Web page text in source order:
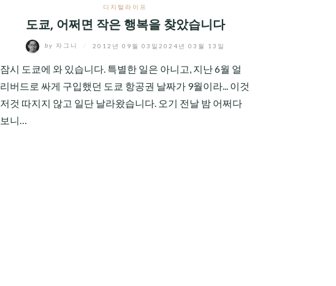
디지털라이프
도쿄, 어쩌면 작은 행복을 찾았습니다
by 자그니 2012년 09월 03일 2024년 03월 13일
잠시 도쿄에 와 있습니다. 특별한 일은 아니고, 지난 6월 얼
리버드로 싸게 구입했던 도쿄 항공권 날짜가 9월이라... 이것
저것 따지지 않고 일단 날라왔습니다. 오기 전날 밤 어쩌다
보니…